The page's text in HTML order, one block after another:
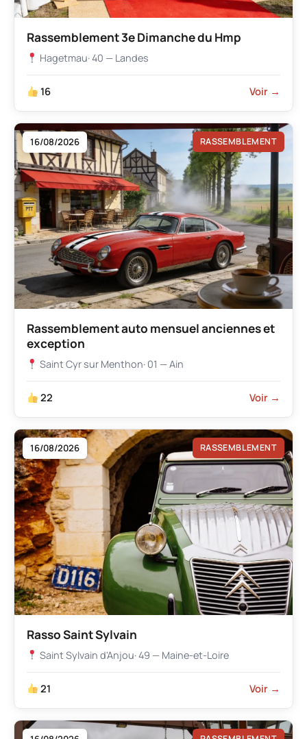
Rassemblement 3e Dimanche du Hmp
Hagetmau· 40 — Landes
16 Voir →
16/08/2026 RASSEMBLEMENT
Rassemblement auto mensuel anciennes et
exception
Saint Cyr sur Menthon· 01 — Ain
22 Voir →
16/08/2026 RASSEMBLEMENT
Rasso Saint Sylvain
Saint Sylvain d'Anjou· 49 — Maine-et-Loire
21 Voir →